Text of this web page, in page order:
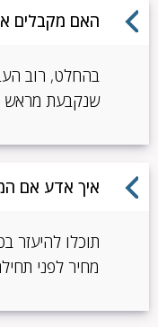
האם מקבלים
בהחלט, רוב
שנקבעת מראש
איך אדע אם
תוכלו
מחיר לפני